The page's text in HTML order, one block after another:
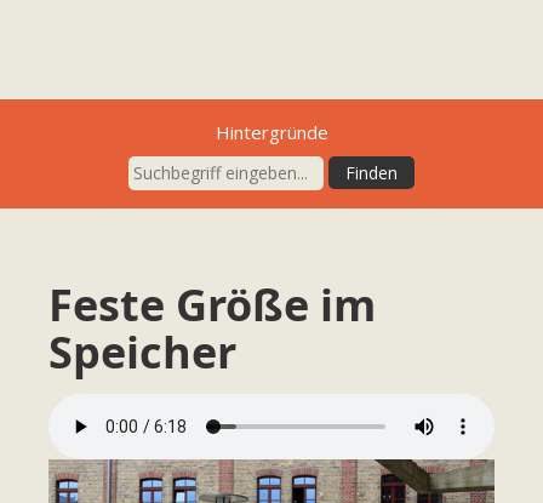
Hintergründe
Feste Größe im
Speicher